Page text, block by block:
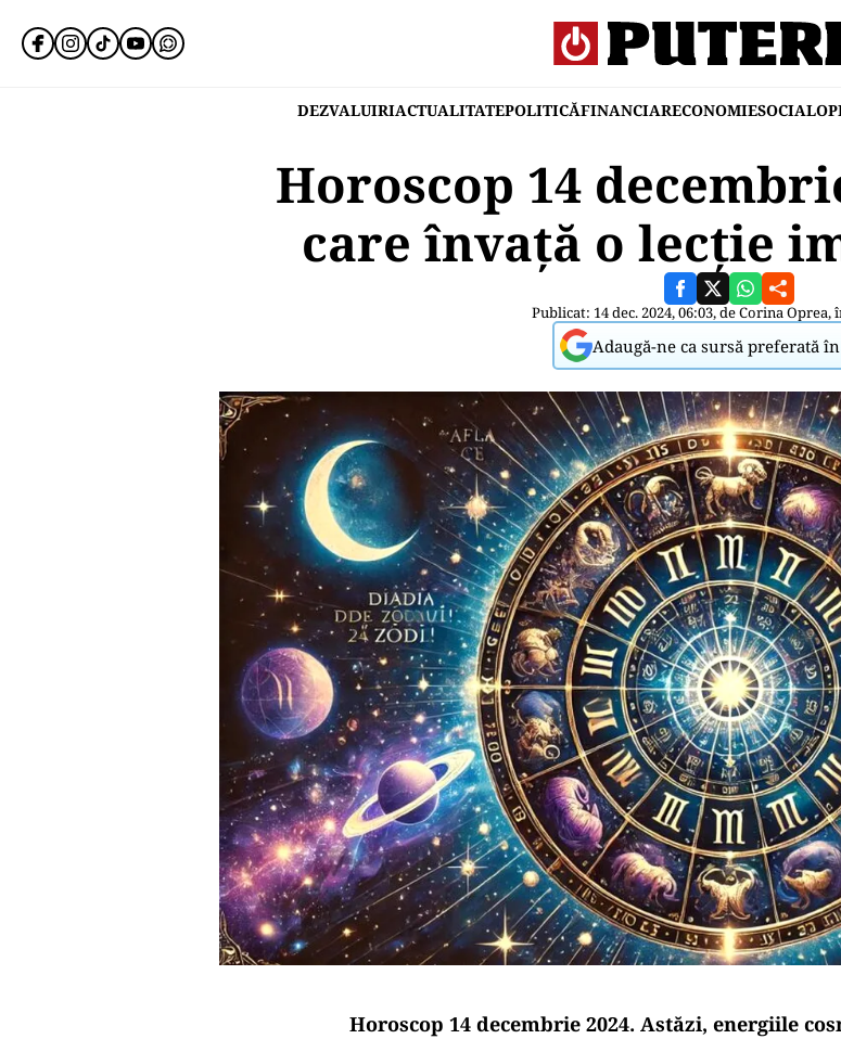
DEZVALUIRIACTUALITATEPOLITICĂFINANCIARECONOMIESOCIAL
Horoscop 14
care învață o lecție
Publicat: 14 dec. 2024, 06:03, deCorina Oprea,
Adaugă-ne ca sursă preferată
Horoscop 14 decembrie 2024. Astăzi, energiile